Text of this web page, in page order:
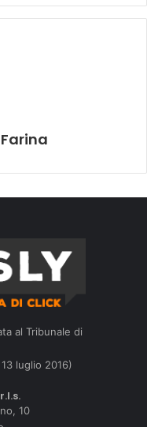
al Tribunale di
luglio 2016)
10